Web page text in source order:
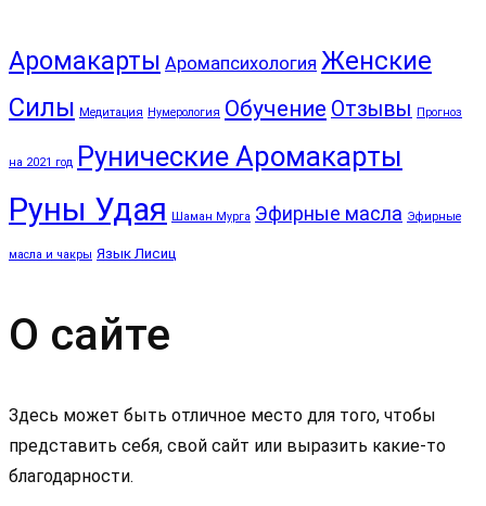
Аромакарты Аромапсихология Женские
Силы Медитация Нумерология Обучение Отзывы Прогноз
на 2021 год Рунические Аромакарты
Руны Удая Шаман Мурга Эфирные масла Эфирные
масла и чакры Язык Лисиц
О сайте
Здесь может быть отличное место для того, чтобы
представить себя, свой сайт или выразить какие-то
благодарности.